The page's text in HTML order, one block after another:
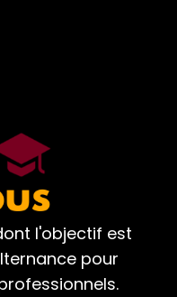
l'objectif est
pour